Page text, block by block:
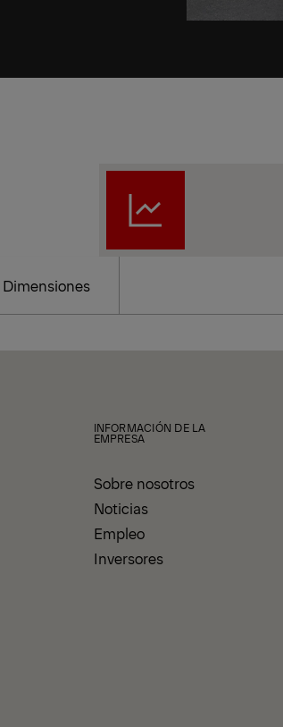
Dimensiones
INFORMACIÓN DE LA
EMPRESA
Sobre nosotros
Noticias
Empleo
Inversores